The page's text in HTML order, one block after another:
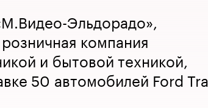
Эльдорадо»,
компания
и бытовой техникой,
50 автомобилей Ford